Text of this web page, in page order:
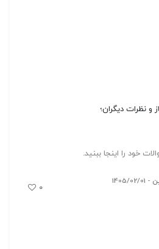
و نظرات دیگران؛
خود را اینجا ببنید.
02/01
۰